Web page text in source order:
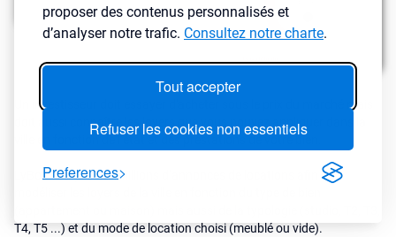
proposer des contenus personnalisés et
d’analyser notre trafic. Consultez notre charte.
Tout accepter
Refuser les cookies non essentiels
Preferences
Un investisseur doit essayer d'acheter sous le prix du marché mais
doit aussi connaître les loyers que vous pouvez appliquer dans la
LyBox analyse des millions d’annonces de locations afin de
T4, T5 ...) et du mode de location choisi (meublé ou vide).